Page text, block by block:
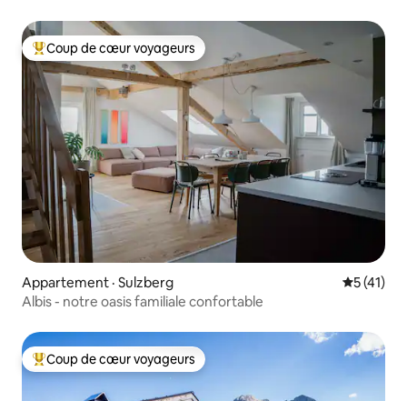
Coup de cœur voyageurs parmi les plus aimés
Coup de cœur voyageurs
Appartement · Sulzberg Note
5 (41)
Albis - notre oasis familiale confortable
Coup de cœur voyageurs parmi les plus aimés
Coup de cœur voyageurs